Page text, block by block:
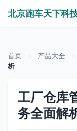
首页 产品大全
析
工厂仓库
务全面解